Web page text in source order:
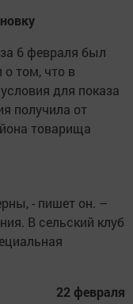
6 февраля был
о том, что в
для показа
получила от
товарища
- пишет он. –
В сельский клуб
22 февраля